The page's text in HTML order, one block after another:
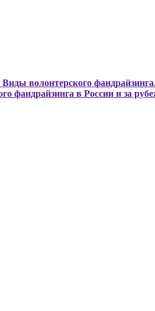
волонтерского
фандрайзинга в России и за